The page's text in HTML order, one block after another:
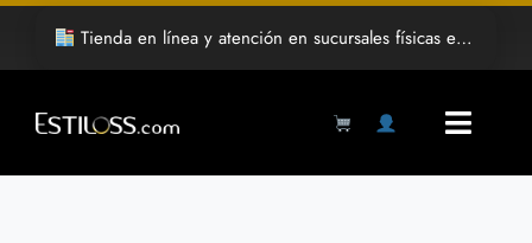
Saltar
contenido
Tienda en línea y atención en sucursales físicas en Hermosillo